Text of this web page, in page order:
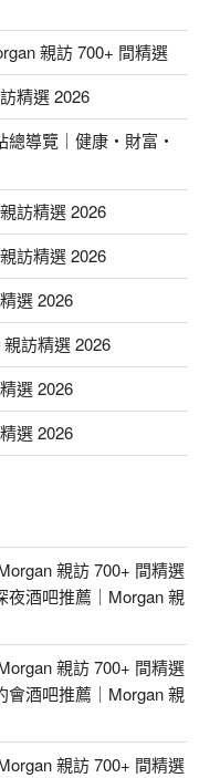
親訪 700+ 間精選
精選 2026
導覽｜健康・財富・
訪精選 2026
訪精選 2026
選 2026
訪精選 2026
選 2026
選 2026
親訪 700+ 間精選
夜酒吧推薦｜Morgan 親
親訪 700+ 間精選
會酒吧推薦｜Morgan 親
親訪 700+ 間精選